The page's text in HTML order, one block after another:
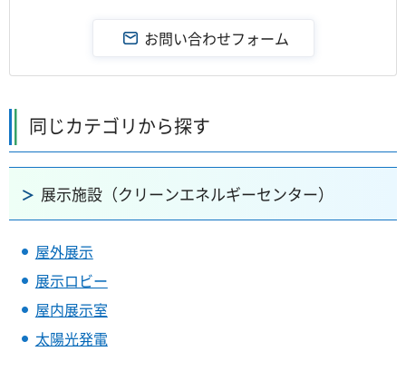
同じカテゴリから探す
展示施設（クリーンエネルギーセンター）
屋外展示
展示ロビー
屋内展示室
太陽光発電